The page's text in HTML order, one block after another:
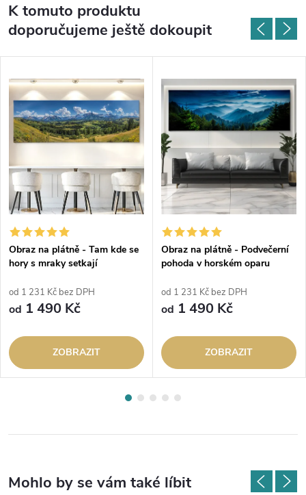
K tomuto produktu
doporučujeme ještě dokoupit
Obraz na plátně - Tam kde se
hory s mraky setkají
od 1 231 Kč bez DPH
od 1 490 Kč
ZOBRAZIT
Obraz na plátně - Podvečerní
pohoda v horském oparu
od 1 231 Kč bez DPH
od 1 490 Kč
ZOBRAZIT